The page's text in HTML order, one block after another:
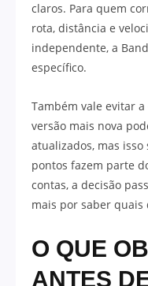
claros. Para quem
rota, distância e
independente, a
específico.
Também vale evitar
versão mais nova
atualizados, mas
pontos fazem parte
contas, a decisão
mais por saber
O QUE
ANTES